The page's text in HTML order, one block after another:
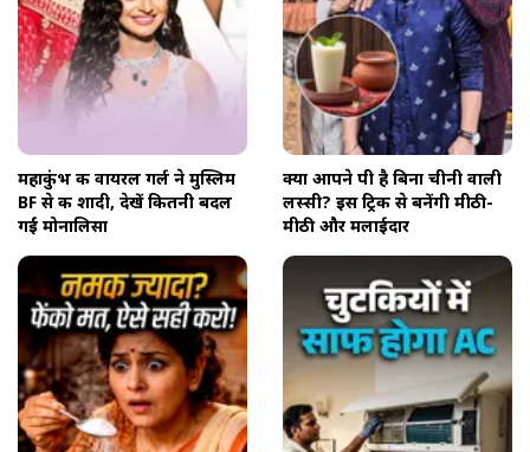
महाकुंभ की वायरल गर्ल ने मुस्लिम
BF से की शादी, देखें कितनी बदल
गईं मोनालिसा
क्या आपने पी है बिना चीनी वाली
लस्सी? इस ट्रिक से बनेंगी मीठी-
मीठी और मलाईदार